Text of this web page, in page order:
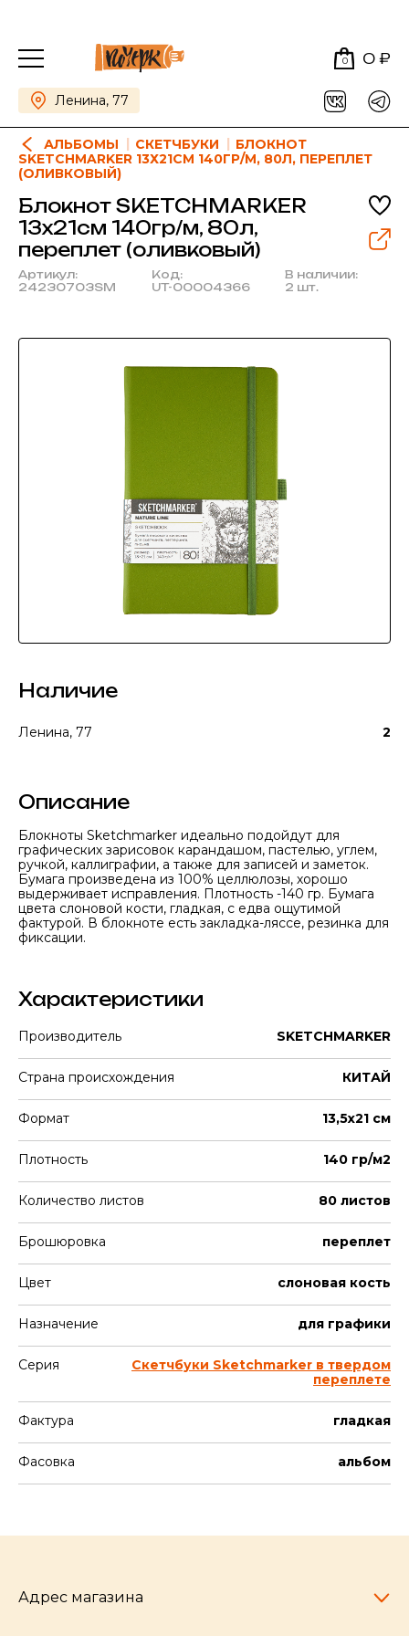
0 0 ₽
Ленина, 77
АЛЬБОМЫ СКЕТЧБУКИ
БЛОКНОТ
SKETCHMARKER 13Х21СМ 140ГР/М, 80Л, ПЕРЕПЛЕТ
(ОЛИВКОВЫЙ)
Блокнот SKETCHMARKER
13х21см 140гр/м, 80л,
переплет (оливковый)
Артикул:
24230703SM
Код:
UT-00004366
В наличии:
2 шт.
Наличие
Ленина, 77 2
Описание
Блокноты Sketchmarker идеально подойдут для
графических зарисовок карандашом, пастелью, углем,
ручкой, каллиграфии, а также для записей и заметок.
Бумага произведена из 100% целлюлозы, хорошо
выдерживает исправления. Плотность -140 гр. Бумага
цвета слоновой кости, гладкая, с едва ощутимой
фактурой. В блокноте есть закладка-ляссе, резинка для
фиксации.
Характеристики
Производитель SKETCHMARKER
Страна происхождения КИТАЙ
Формат 13,5х21 см
Плотность 140 гр/м2
Количество листов 80 листов
Брошюровка переплет
Цвет слоновая кость
Назначение для графики
Серия
Скетчбуки Sketchmarker в твердом
переплете
Фактура гладкая
Фасовка альбом
Адрес магазина